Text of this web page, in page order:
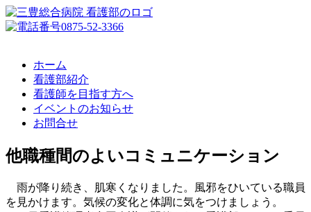
ホーム
看護部紹介
看護師を目指す方へ
イベントのお知らせ
お問合せ
他職種間のよいコミュニケーション
雨が降り続き、肌寒くなりました。風邪をひいている職員
を見かけます。気候の変化と体調に気をつけましょう。